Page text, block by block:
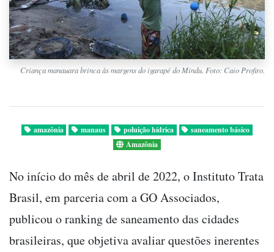
Criança manauara brinca às margens do igarapé do Mindu. Foto: Caio Profiro.
amazônia manaus poluição hídrica
saneamento básico
Amazônia
No início do mês de abril de 2022, o Instituto Trata
Brasil, em parceria com a GO Associados,
publicou o ranking de saneamento das cidades
brasileiras, que objetiva avaliar questões inerentes